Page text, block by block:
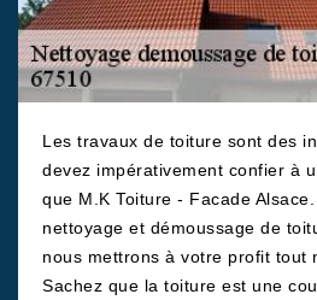
Les travaux de toiture sont des
devez impérativement confier à
que M.K Toiture - Facade
nettoyage et démoussage de
nous mettrons à votre profit tout
Sachez que la toiture est une